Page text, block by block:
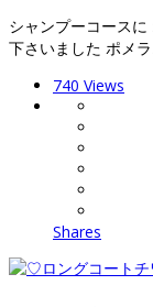
シャンプーコース
下さいました ポメ
740 Views
Shares